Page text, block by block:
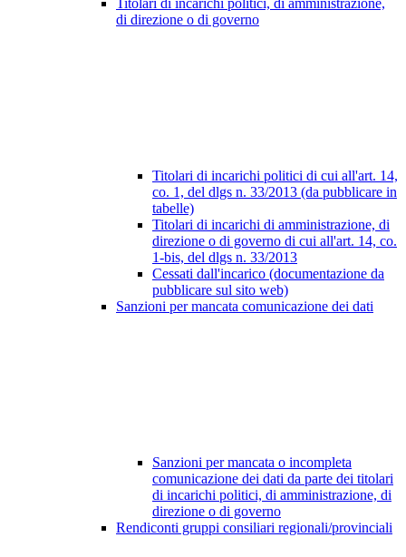
Titolari di incarichi politici, di amministrazione,
di direzione o di governo
Titolari di incarichi politici di cui all'art. 14,
co. 1, del dlgs n. 33/2013 (da pubblicare in
tabelle)
Titolari di incarichi di amministrazione, di
direzione o di governo di cui all'art. 14, co.
1-bis, del dlgs n. 33/2013
Cessati dall'incarico (documentazione da
pubblicare sul sito web)
Sanzioni per mancata comunicazione dei dati
Sanzioni per mancata o incompleta
comunicazione dei dati da parte dei titolari
di incarichi politici, di amministrazione, di
direzione o di governo
Rendiconti gruppi consiliari regionali/provinciali